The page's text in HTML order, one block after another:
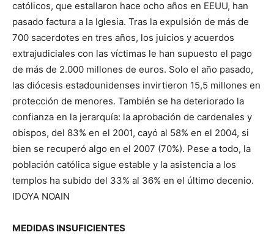
católicos, que estallaron hace ocho años en EEUU, han
pasado factura a la Iglesia. Tras la expulsión de más de
700 sacerdotes en tres años, los juicios y acuerdos
extrajudiciales con las víctimas le han supuesto el pago
de más de 2.000 millones de euros. Solo el año pasado,
las diócesis estadounidenses invirtieron 15,5 millones en
protección de menores. También se ha deteriorado la
confianza en la jerarquía: la aprobación de cardenales y
obispos, del 83% en el 2001, cayó al 58% en el 2004, si
bien se recuperó algo en el 2007 (70%). Pese a todo, la
población católica sigue estable y la asistencia a los
templos ha subido del 33% al 36% en el último decenio.
IDOYA NOAIN
MEDIDAS INSUFICIENTES